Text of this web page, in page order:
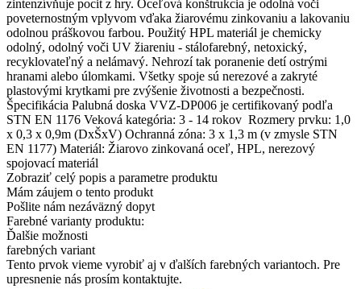
zintenzívňuje pocit z hry. Oceľová konštrukcia je odolná voči
poveternostným vplyvom vďaka žiarovému zinkovaniu a lakovaniu
odolnou práškovou farbou. Použitý HPL materiál je chemicky
odolný, odolný voči UV žiareniu - stálofarebný, netoxický,
recyklovateľný a nelámavý. Nehrozí tak poranenie detí ostrými
hranami alebo úlomkami. Všetky spoje sú nerezové a zakryté
plastovými krytkami pre zvýšenie životnosti a bezpečnosti.
Špecifikácia Palubná doska VVZ-DP006 je certifikovaný podľa
STN EN 1176 Veková kategória: 3 - 14 rokov Rozmery prvku: 1,0
x 0,3 x 0,9m (DxŠxV) Ochranná zóna: 3 x 1,3 m (v zmysle STN
EN 1177) Materiál: Žiarovo zinkovaná oceľ, HPL, nerezový
spojovací materiál
Zobraziť celý popis a parametre produktu
Mám záujem o tento produkt
Pošlite nám nezáväzný dopyt
Farebné varianty produktu:
Ďalšie možnosti
farebných variant
Tento prvok vieme vyrobiť aj v ďalších farebných variantoch. Pre
upresnenie nás prosím kontaktujte.